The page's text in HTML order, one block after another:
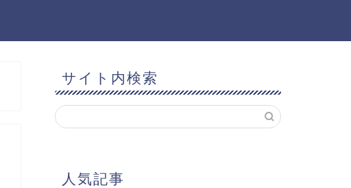
サイト内検索
人気記事